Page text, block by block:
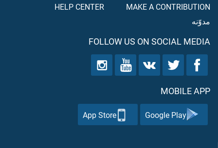
MAKE A CONTRIBUTION
مدوّنه
HELP CENTER
FOLLOW US ON SOCIAL MEDIA
MOBILE APP
Google Play
App Store